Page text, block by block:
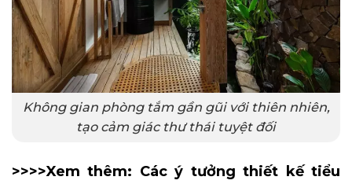
Không gian phòng tắm gần gũi với thiên nhiên,
tạo cảm giác thư thái tuyệt đối
>>>>Xem thêm: Các ý tưởng thiết kế tiểu